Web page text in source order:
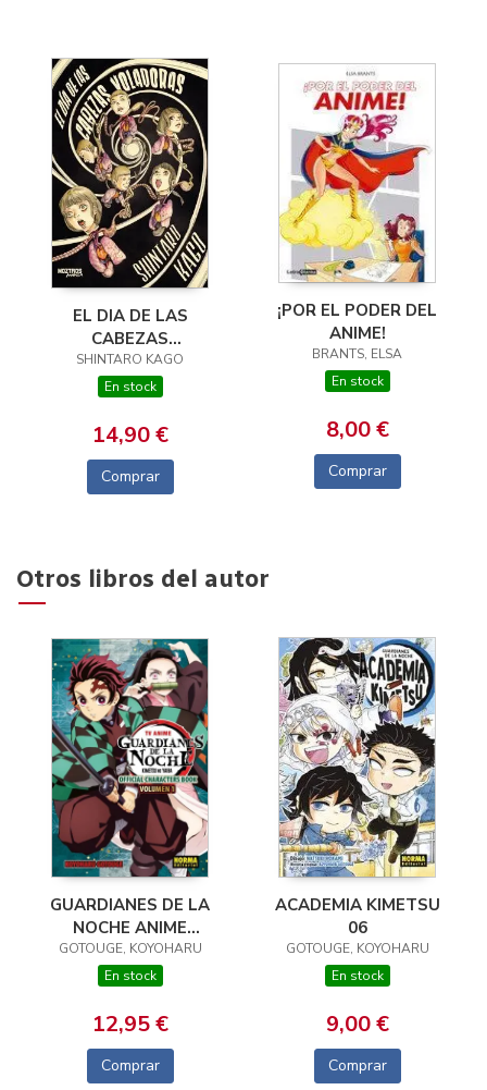
EL DIA DE LAS
CABEZAS
VOLADORAS
SHINTARO KAGO
En stock
14,90 €
Comprar
¡POR EL PODER DEL
ANIME!
BRANTS, ELSA
En stock
8,00 €
Comprar
Otros libros del autor
GUARDIANES DE LA
NOCHE ANIME
CHARACTER BOOK 01
GOTOUGE, KOYOHARU
En stock
12,95 €
Comprar
ACADEMIA KIMETSU
06
GOTOUGE, KOYOHARU
En stock
9,00 €
Comprar